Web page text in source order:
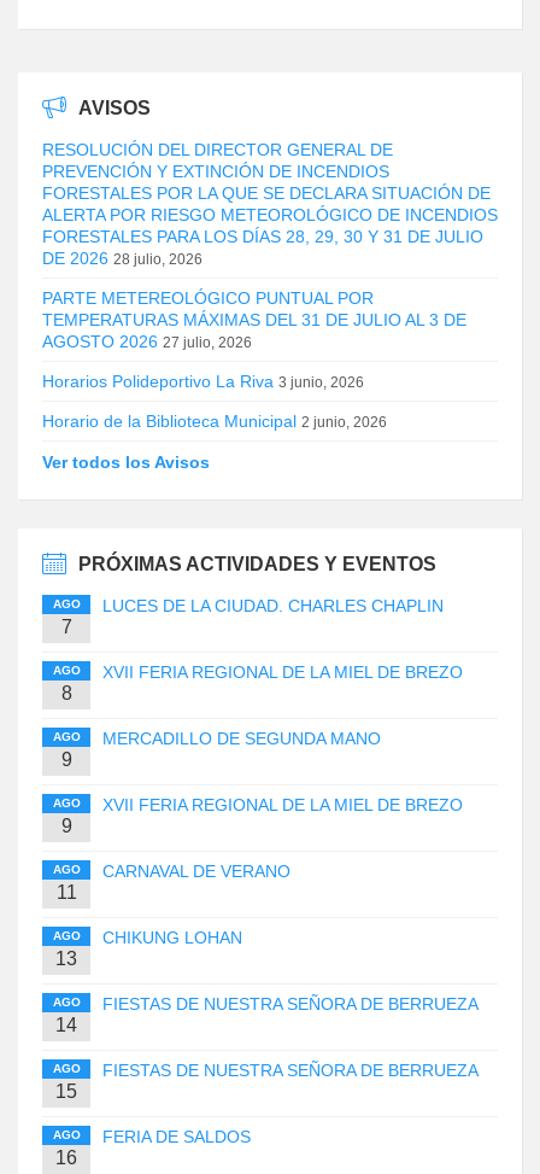
AVISOS
RESOLUCIÓN DEL DIRECTOR GENERAL DE
PREVENCIÓN Y EXTINCIÓN DE INCENDIOS
FORESTALES POR LA QUE SE DECLARA SITUACIÓN DE
ALERTA POR RIESGO METEOROLÓGICO DE INCENDIOS
FORESTALES PARA LOS DÍAS 28, 29, 30 Y 31 DE JULIO
DE 2026 28 julio, 2026
PARTE METEREOLÓGICO PUNTUAL POR
TEMPERATURAS MÁXIMAS DEL 31 DE JULIO AL 3 DE
AGOSTO 2026 27 julio, 2026
Horarios Polideportivo La Riva 3 junio, 2026
Horario de la Biblioteca Municipal 2 junio, 2026
Ver todos los Avisos
PRÓXIMAS ACTIVIDADES Y EVENTOS
AGO
7
LUCES DE LA CIUDAD. CHARLES CHAPLIN
AGO
8
XVII FERIA REGIONAL DE LA MIEL DE BREZO
AGO
9
MERCADILLO DE SEGUNDA MANO
AGO
9
XVII FERIA REGIONAL DE LA MIEL DE BREZO
AGO
11
CARNAVAL DE VERANO
AGO
13
CHIKUNG LOHAN
AGO
14
FIESTAS DE NUESTRA SEÑORA DE BERRUEZA
AGO
15
FIESTAS DE NUESTRA SEÑORA DE BERRUEZA
AGO
16
FERIA DE SALDOS